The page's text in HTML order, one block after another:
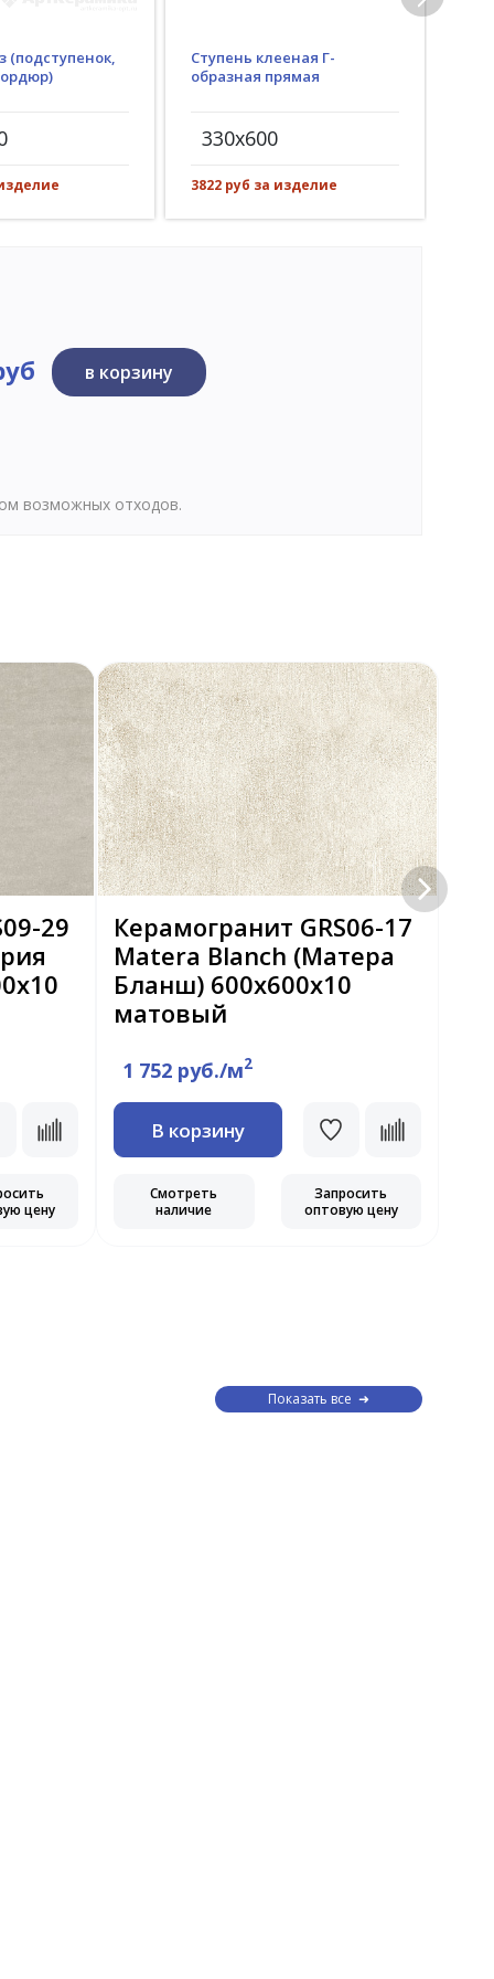
(подступенок,
Ступень клееная Г-
образная прямая
330x600
3822 руб за изделие
в корзину
возможных отходов.
29
цену
Керамогранит GRS06-17
Matera Blanch (Матера
Бланш) 600х600x10
матовый
1 752 руб./м2
В корзину
Смотреть
наличие
Запросить
оптовую цену
Показать все